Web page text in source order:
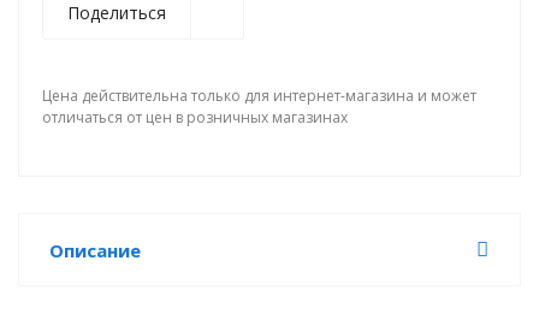
Поделиться
Цена действительна только для интернет-магазина и может
отличаться от цен в розничных магазинах
Описание